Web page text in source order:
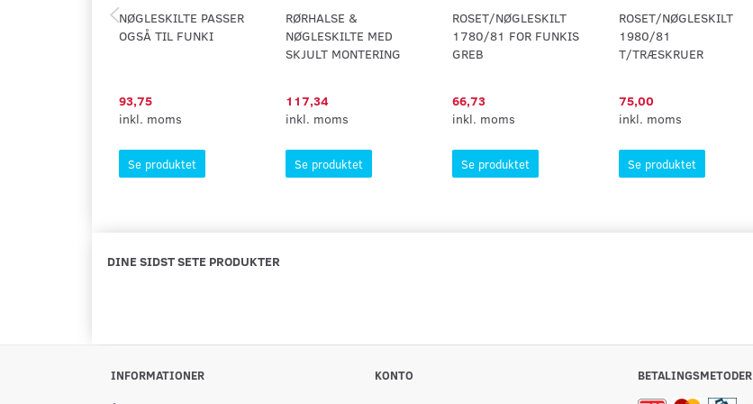
NØGLESKILTE PASSER
OGSÅ TIL FUNKI
93,75
inkl. moms
Se produktet
RØRHALSE &
NØGLESKILTE MED
SKJULT MONTERING
117,34
inkl. moms
Se produktet
ROSET/NØGLESKILT
1780/81 FOR FUNKIS
GREB
66,73
inkl. moms
Se produktet
ROSET/NØGLESKILT
1980/81
T/TRÆSKRUER
75,00
inkl. moms
Se produktet
DINE SIDST SETE PRODUKTER
INFORMATIONER KONTO BETALINGSMETODER